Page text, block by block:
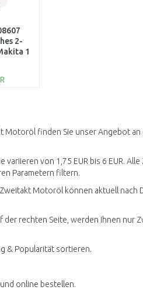
2-
1
Motoröl finden Sie unser Angebot
variieren von 1,75 EUR bis 6 EUR.
Parametern filtern.
Motoröl können aktuell nach
der rechten Seite, werden Ihnen nur
& Popularität sortieren.
online bestellen.